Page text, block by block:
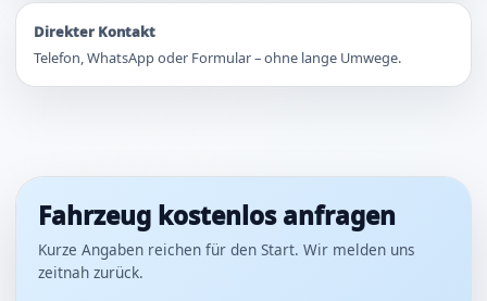
Direkter Kontakt
Telefon, WhatsApp oder Formular – ohne lange Umwege.
Fahrzeug kostenlos anfragen
Kurze Angaben reichen für den Start. Wir melden uns
zeitnah zurück.